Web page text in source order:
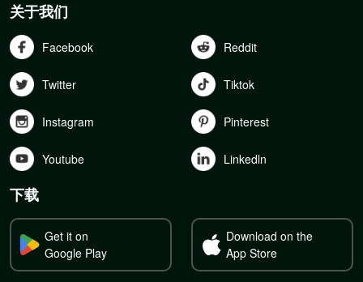
关于我们
Facebook Reddit
Twitter Tiktok
Instagram Pinterest
Youtube Linkedln
下载
Get it on
Google Play
Download on the
App Store